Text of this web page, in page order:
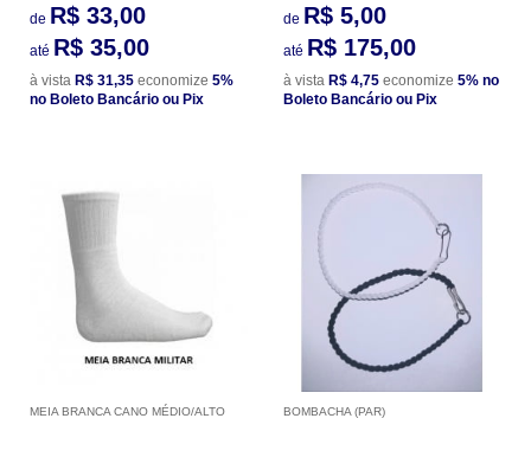
de R$ 33,00
até R$ 35,00
à vista R$ 31,35 economize 5%
no Boleto Bancário ou Pix
de R$ 5,00
até R$ 175,00
à vista R$ 4,75 economize 5% no
Boleto Bancário ou Pix
MEIA BRANCA CANO MÉDIO/ALTO BOMBACHA (PAR)